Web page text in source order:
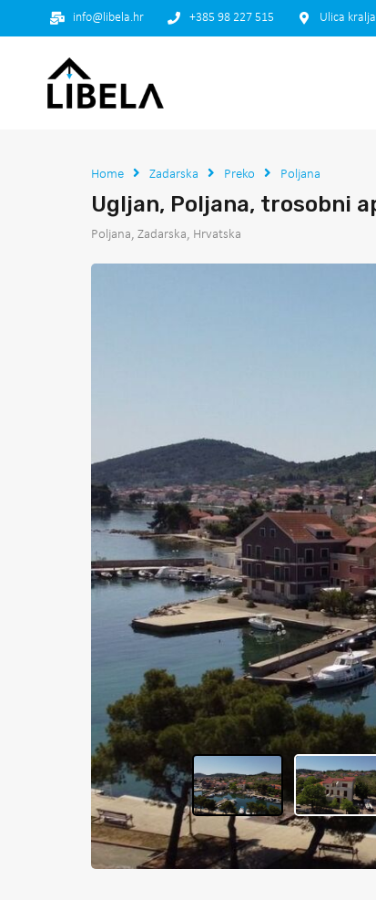
info@libela.hr +385 98 227 515 Ulica
Home Zadarska Preko Poljana
Ugljan, Poljana, trosobni
Poljana, Zadarska, Hrvatska